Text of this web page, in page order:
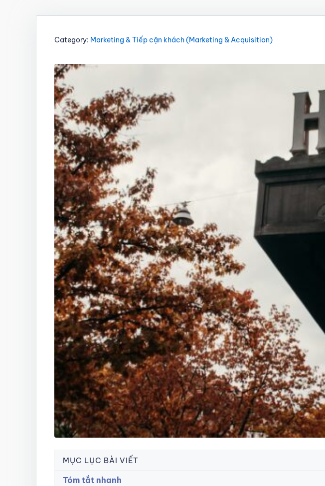
Category: Marketing & Tiếp cận khách (Marketing & Acquisition)
MỤC LỤC BÀI VIẾT
Tóm tắt nhanh